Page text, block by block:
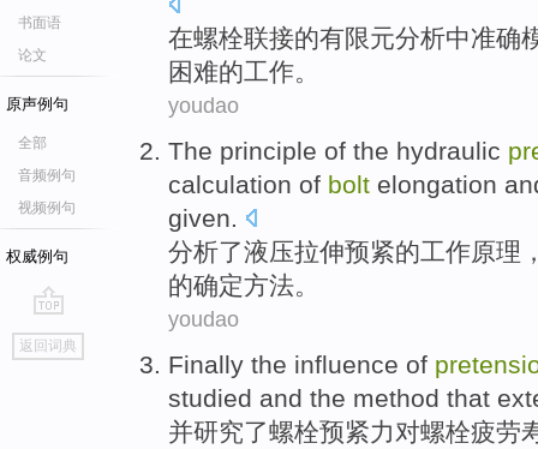
书面语
论文
原声例句
全部
音频例句
视频例句
权威例句
go
top
返回词典
在螺栓联接的有限元分析中准确
困难的工作。
youdao
The principle of the hydraulic
calculation of bolt elongation
given.
分析了液压拉伸预紧的工作原理
的确定方法。
youdao
Finally the influence of
studied and the method that
并研究了螺栓预紧力对螺栓疲劳